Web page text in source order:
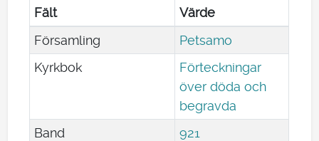
Fält
Värde
Församling
Petsamo
Kyrkbok
Förteckningar
över döda och
begravda
Band
921